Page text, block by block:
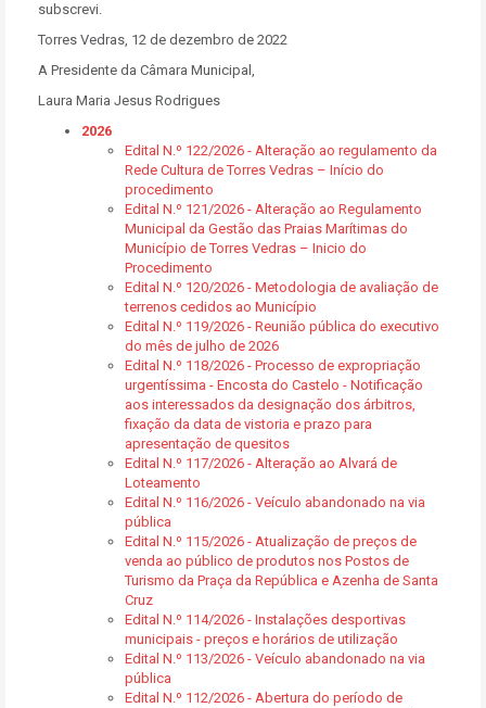
subscrevi.
Torres Vedras, 12 de dezembro de 2022
A Presidente da Câmara Municipal,
Laura Maria Jesus Rodrigues
2026
Edital N.º 122/2026 - Alteração ao regulamento da
Rede Cultura de Torres Vedras – Início do
procedimento
Edital N.º 121/2026 - Alteração ao Regulamento
Municipal da Gestão das Praias Marítimas do
Município de Torres Vedras – Inicio do
Procedimento
Edital N.º 120/2026 - Metodologia de avaliação de
terrenos cedidos ao Município
Edital N.º 119/2026 - Reunião pública do executivo
do mês de julho de 2026
Edital N.º 118/2026 - Processo de expropriação
urgentíssima - Encosta do Castelo - Notificação
aos interessados da designação dos árbitros,
fixação da data de vistoria e prazo para
apresentação de quesitos
Edital N.º 117/2026 - Alteração ao Alvará de
Loteamento
Edital N.º 116/2026 - Veículo abandonado na via
pública
Edital N.º 115/2026 - Atualização de preços de
venda ao público de produtos nos Postos de
Turismo da Praça da República e Azenha de Santa
Cruz
Edital N.º 114/2026 - Instalações desportivas
municipais - preços e horários de utilização
Edital N.º 113/2026 - Veículo abandonado na via
pública
Edital N.º 112/2026 - Abertura do período de